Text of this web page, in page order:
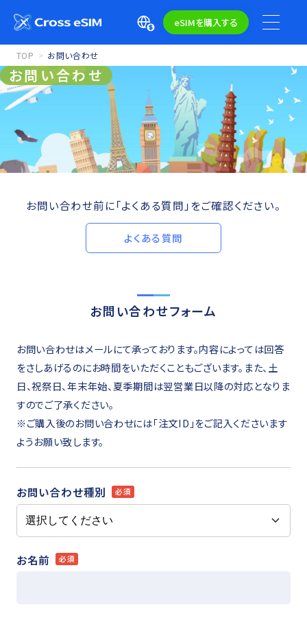
eSIMを購入する
TOP お問い合わせ
お問い合わせ
お問い合わせ前に「よくある質問」をご確認ください。
よくある質問
お問い合わせフォーム
お問い合わせはメールにて承っております。内容によっては回答
をさしあげるのにお時間をいただくこともございます。また、土
日、祝祭日、年末年始、夏季期間は翌営業日以降の対応となりま
すのでご了承ください。
※ご購入後のお問い合わせには「注文ID」をご記入くださいます
ようお願い致します。
お問い合わせ種別 必須
お名前 必須